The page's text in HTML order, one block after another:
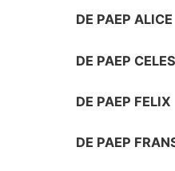
DE PAEP ALICE
DE PAEP
DE PAEP FELIX
DE PAEP